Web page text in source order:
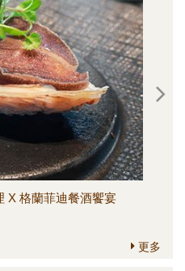
X 格蘭菲迪餐酒饗宴
更多